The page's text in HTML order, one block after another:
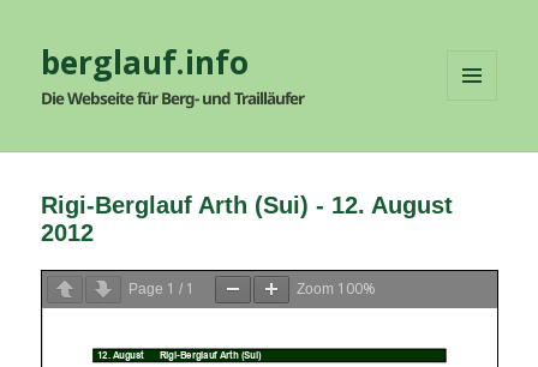
berglauf.info
Die Webseite für Berg- und Trailläufer
WIDGETS
Rigi-Berglauf Arth (Sui) - 12. August
2012
Page 1 / 1 Zoom 100%